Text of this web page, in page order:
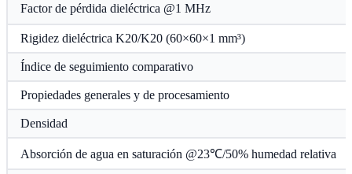
Factor de pérdida dieléctrica @1 MHz
Rigidez dieléctrica K20/K20 (60×60×1 mm³)
Índice de seguimiento comparativo
Propiedades generales y de procesamiento
Densidad
Absorción de agua en saturación @23℃/50% humedad relativa